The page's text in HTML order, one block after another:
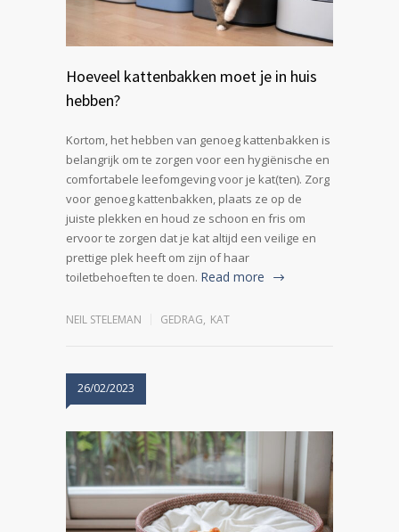
Hoeveel kattenbakken moet je in huis
hebben?
Kortom, het hebben van genoeg kattenbakken is
belangrijk om te zorgen voor een hygiënische en
comfortabele leefomgeving voor je kat(ten). Zorg
voor genoeg kattenbakken, plaats ze op de
juiste plekken en houd ze schoon en fris om
ervoor te zorgen dat je kat altijd een veilige en
prettige plek heeft om zijn of haar
toiletbehoeften te doen. Read more
NEIL STELEMAN GEDRAG, KAT
26/02/2023